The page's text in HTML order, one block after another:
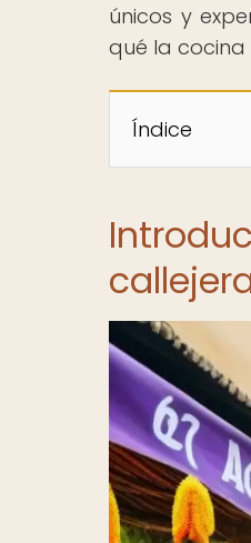
únicos y
qué la
Índice